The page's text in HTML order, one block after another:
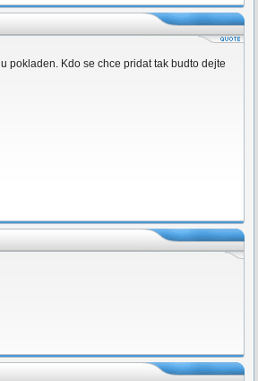
u pokladen. Kdo se chce pridat tak budto dejte